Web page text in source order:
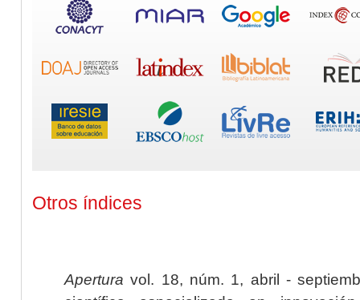
Otros índices
Apertura vol. 18, núm. 1, abril -